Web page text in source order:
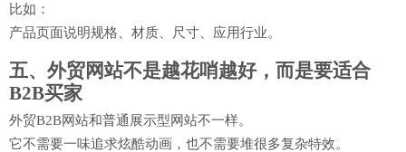
比如：
产品页面说明规格、材质、尺寸、应用行业。
五、外贸网站不是越花哨越好，而是要适合
B2B买家
外贸B2B网站和普通展示型网站不一样。
它不需要一味追求炫酷动画，也不需要堆很多复杂特效。